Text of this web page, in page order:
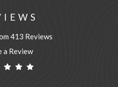
413 Reviews
a Review